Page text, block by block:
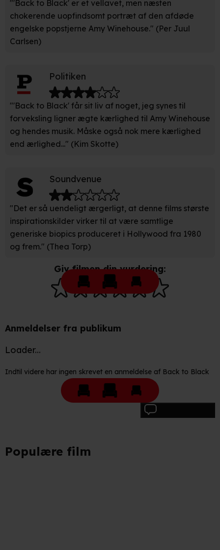
at sikre funktionalitet, generere statistik, huske dine
præferencer og til markedsføring.
Når vi anvender cookies, behandler vi kortvarigt din IP-
behandling af dine personoplysninger i både vores
privatlivspolitikogcookiepolitik.
"'Back to Black' er et vellavet, men næsten
chokerende uopfindsomt portræt af den afdøde
engelske popstjerne Amy Winehouse." (Per Juul
Carlsen)
Politiken
"'Back to Black' får sit liv af noget, jeg synes til
forveksling ligner ægte kærlighed til Amy Winehouse
og hendes musik. Måske også nok mere kærlighed
end ærlighed..." (Kim Skotte)
Soundvenue
"Det er så uendeligt ærgerligt, at denne films største
inspirationskilder virker til at være samtlige
generiske biopics produceret i Hollywood fra 1980
og frem." (Thea Torp)
Giv filmen din vurdering:
Anmeldelser fra publikum
Loader...
Indtil videre har ingen skrevet en anmeldelse af Back to Black
Populære film